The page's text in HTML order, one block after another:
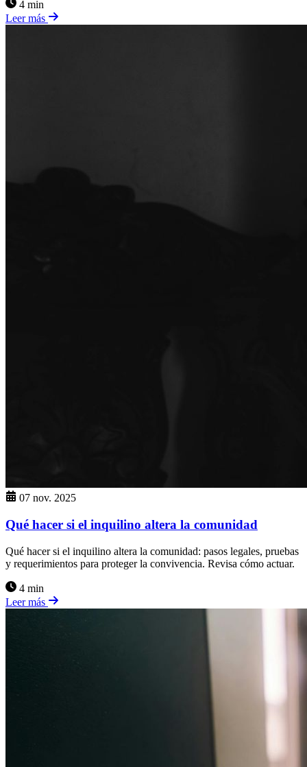
4 min
Leer más
07 nov. 2025
Qué hacer si el inquilino altera la comunidad
Qué hacer si el inquilino altera la comunidad: pasos legales, pruebas
y requerimientos para proteger la convivencia. Revisa cómo actuar.
4 min
Leer más